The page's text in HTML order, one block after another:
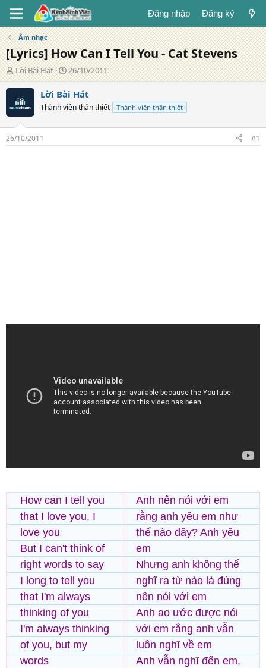
Đăng nhập Đăng ký
Âm nhạc
[Lyrics] How Can I Tell You - Cat Stevens
T
á
c
g
i
ả
Lời Bài Hát
N
g
à
y
đ
g
26/10/2011
Lời Bài Hát
Thành viên thân thiết Thành viên thân thiết
26/10/2011 #1
How can I tell you
that I love you, I
love you
But I can't think of
right words to say
I long to tell you
that I'm always
thinking of you
I'm always thinking
of you, but my
words
Anh nên nói với em
rằng anh yêu em như
thế nào đây? Anh yêu
em
Nhưng anh không thể
nghĩ ra từ nào là đúng
nên nói với em
Anh ao ước được nói
với em rằng anh vẫn
luôn nghĩ về em
Anh vẫn nghĩ đến em,